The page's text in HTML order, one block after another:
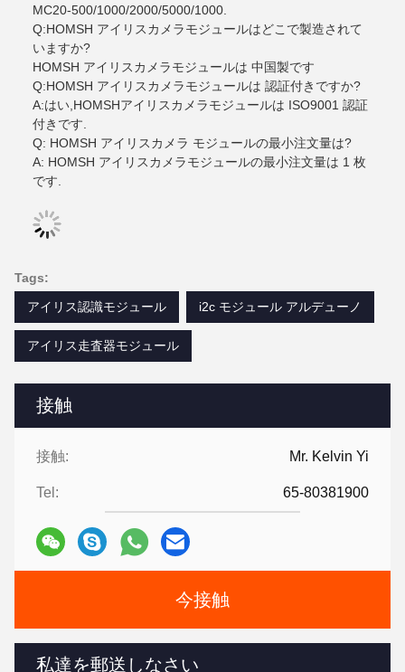
接触
接触: Mr. Kelvin Yi
Tel: 65-80381900
今接触
私達を郵送しなさい
MC20-500/1000/2000/5000/1000.
Q:HOMSH アイリスカメラモジュールはどこで製造されて
いますか?
HOMSH アイリスカメラモジュールは 中国製です
Q:HOMSH アイリスカメラモジュールは 認証付きですか?
A:はい,HOMSHアイリスカメラモジュールは ISO9001 認証
付きです.
Q: HOMSH アイリスカメラ モジュールの最小注文量は?
A: HOMSH アイリスカメラモジュールの最小注文量は 1 枚
です.
Tags:
アイリス認識モジュール
i2c モジュール アルデューノ
アイリス走査器モジュール